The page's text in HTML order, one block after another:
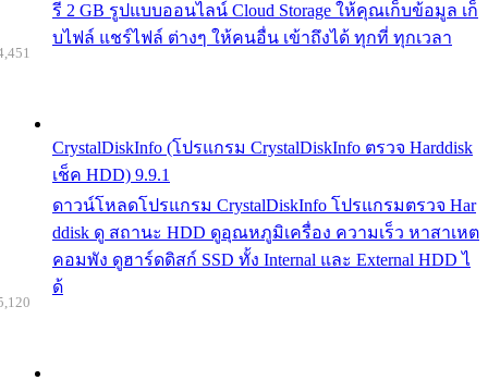
รี 2 GB รูปแบบออนไลน์ Cloud Storage ให้คุณเก็บข้อมูล เก็
บไฟล์ แชร์ไฟล์ ต่างๆ ให้คนอื่น เข้าถึงได้ ทุกที่ ทุกเวลา
CrystalDiskInfo (โปรแกรม CrystalDiskInfo ตรวจ Harddisk
เช็ค HDD) 9.9.1
ดาวน์โหลดโปรแกรม CrystalDiskInfo โปรแกรมตรวจ Har
ddisk ดู สถานะ HDD ดูอุณหภูมิเครื่อง ความเร็ว หาสาเหต
คอมพัง ดูฮาร์ดดิสก์ SSD ทั้ง Internal และ External HDD ไ
ด้